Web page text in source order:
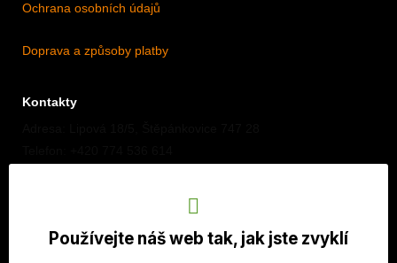
Ochrana osobních údajů
Doprava a způsoby platby
Kontakty
Používejte náš web tak, jak jste zvyklí